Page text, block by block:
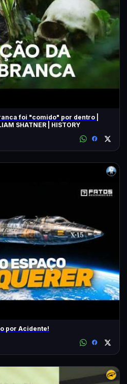
foi "comido" por dentro |
SHATNER | HISTORY
por Acidente!